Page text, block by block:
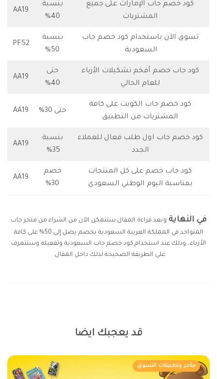
كود خصم جاب الإمارات على جميع
المشتريات
بنسبة
40%
AA19
تسوق الآن باستخدام كود خصم جاب
السعودية
بنسبة
50%
PF52
كود جاب خصم أفخم تشكيلات الأزياء
للعام الحالي
حتى
40%
AA19
كود خصم جاب الكويت على كافة
المشتريات من التطبيق
حتى 30% AA19
كود خصم جاب اول طلب فعال للعملاء
الجدد
بنسبة
35%
AA19
كود جاب خصم على كل المنتجات
بمناسبة اليوم الوطني السعودي
خصم
30%
AA19
في النهاية وبعد قراءة المقال ستتمكن الآن من الشراء من متجر جاب
المتواجد في المملكة العربية السعودية بخصم يصل إلى 50% على كافة
الأزياء، وذلك عند استخدام كود خصم جاب السعودية وتفعيله وستتعرف
على الطريقة الصحيحة لذلك داخل المقال.
قد يعجبك ايضا
متاجر وتطبيقات التسوق